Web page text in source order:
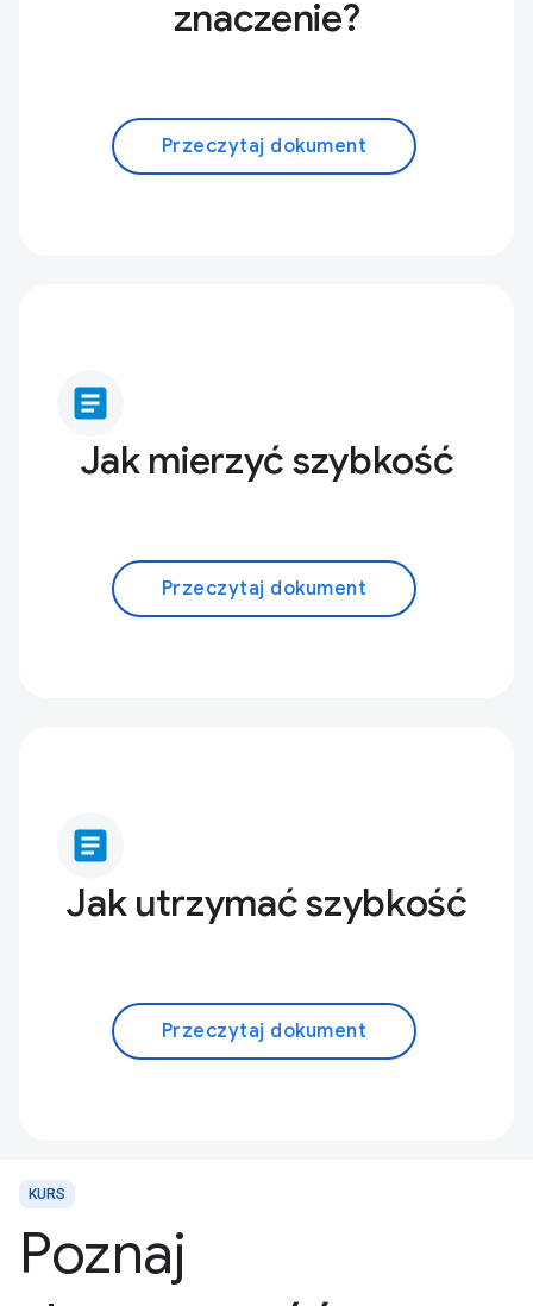
znaczenie?
Przeczytaj dokument
article
Jak mierzyć szybkość
Przeczytaj dokument
article
Jak utrzymać szybkość
Przeczytaj dokument
KURS
Poznaj